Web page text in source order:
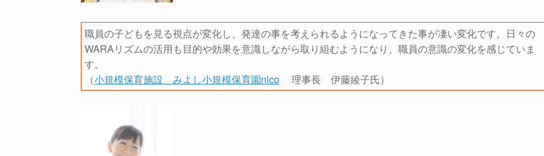
職員の子どもを見る視点が変化し、発達の事を考えられるようになってきた事が凄い変化です。日々の
WARAリズムの活用も目的や効果を意識しながら取り組むようになり、職員の意識の変化を感じていま
す。
（小規模保育施設 みよし小規模保育園nico 理事長 伊藤綾子氏）